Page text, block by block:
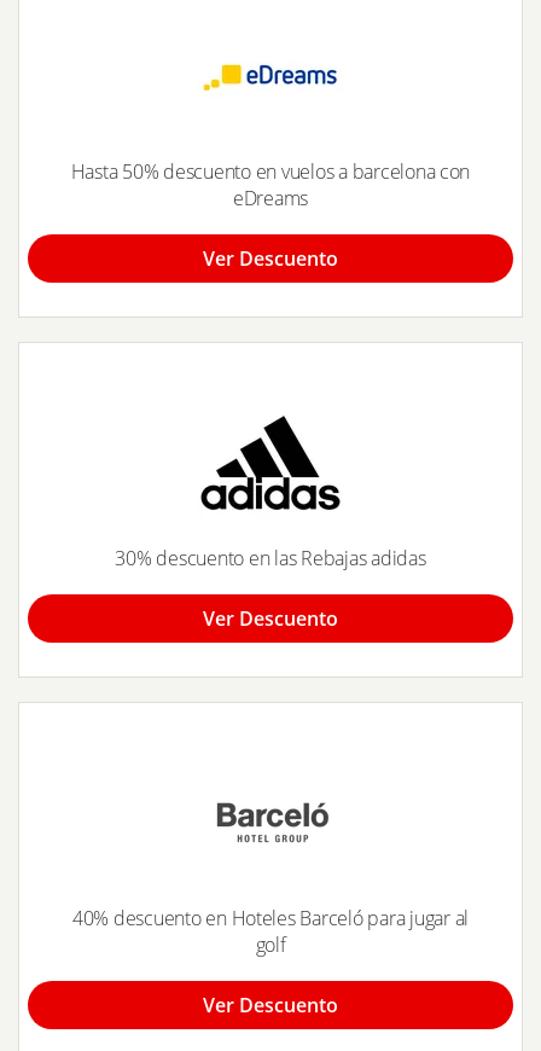
Hasta 50% descuento en vuelos a barcelona con
eDreams
Ver Descuento
30% descuento en las Rebajas adidas
Ver Descuento
40% descuento en Hoteles Barceló para jugar al
golf
Ver Descuento